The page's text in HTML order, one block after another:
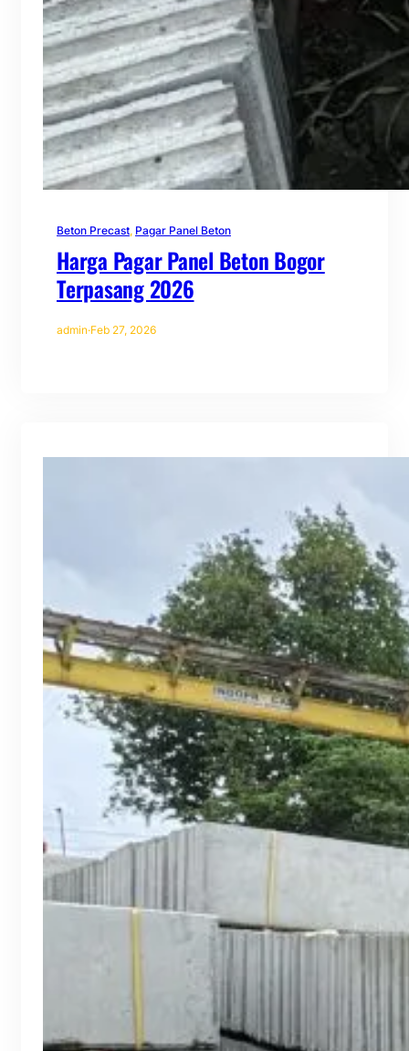
Beton Precast, Pagar Panel Beton
Harga Pagar Panel Beton Bogor
Terpasang 2026
admin·Feb 27, 2026